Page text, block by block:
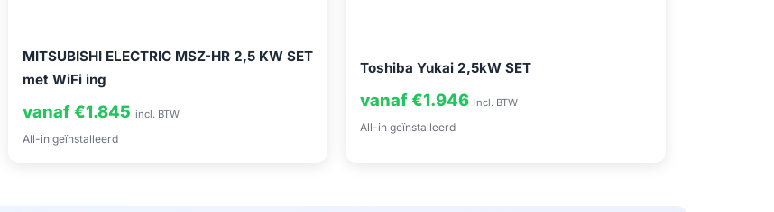
MITSUBISHI ELECTRIC MSZ-HR 2,5 KW SET
met WiFi ing
vanaf €1.845 incl. BTW
All-in geïnstalleerd
Toshiba Yukai 2,5kW SET
vanaf €1.946 incl. BTW
All-in geïnstalleerd